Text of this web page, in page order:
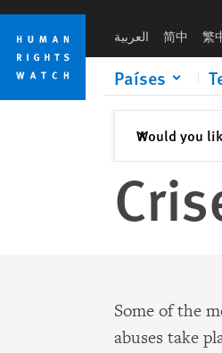
Skip
cookie
privacy
notice
Skip
main
content
العربية 简中 繁
Países
Would you
✕Fechar
Some of the
abuses take